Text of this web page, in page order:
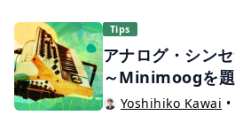
めたのは、誰も聴いたことの
た。
Tips
アナログ・シン
～Minimoogを題
Yoshihiko Kawai •